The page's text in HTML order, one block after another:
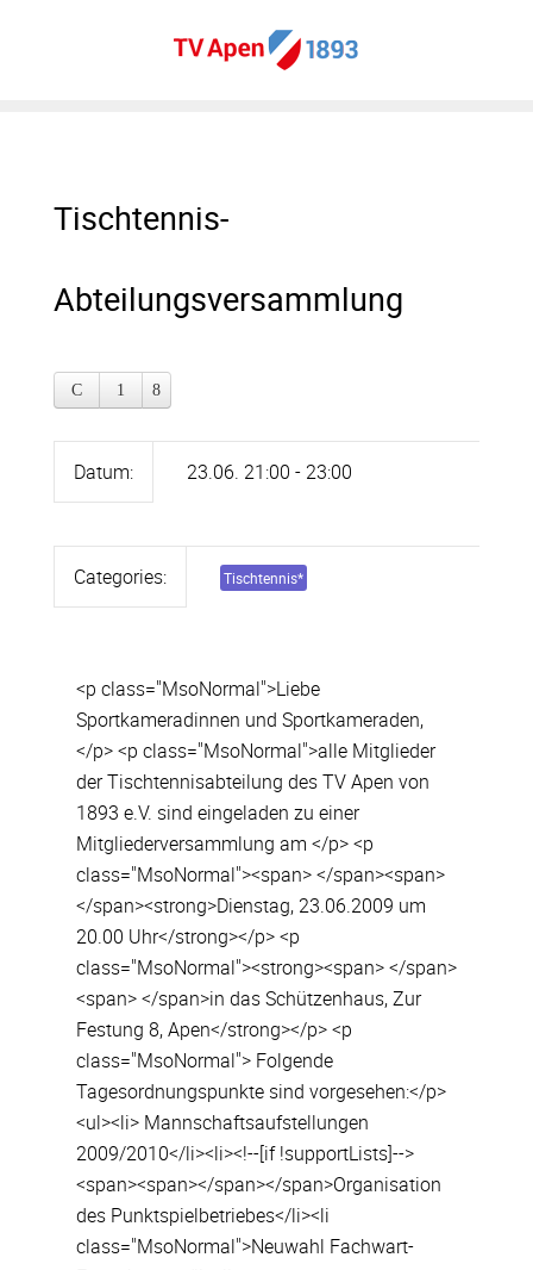
Tischtennis-
Abteilungsversammlung
Datum: 23.06. 21:00 - 23:00
Categories: Tischtennis*
<p class="MsoNormal">Liebe
Sportkameradinnen und Sportkameraden,
</p> <p class="MsoNormal">alle Mitglieder
der Tischtennisabteilung des TV Apen von
1893 e.V. sind eingeladen zu einer
Mitgliederversammlung am </p> <p
class="MsoNormal"><span> </span><span>
</span><strong>Dienstag, 23.06.2009 um
20.00 Uhr</strong></p> <p
class="MsoNormal"><strong><span> </span>
<span> </span>in das Schützenhaus, Zur
Festung 8, Apen</strong></p> <p
class="MsoNormal"> Folgende
Tagesordnungspunkte sind vorgesehen:</p>
<ul><li> Mannschaftsaufstellungen
2009/2010</li><li><!--[if !supportLists]-->
<span><span></span></span>Organisation
des Punktspielbetriebes</li><li
class="MsoNormal">Neuwahl Fachwart-